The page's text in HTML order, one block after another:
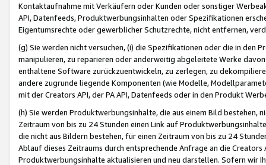
Kontaktaufnahme mit Verkäufern oder Kunden oder sonstiger
API, Datenfeeds, Produktwerbungsinhalten oder Spezifikationen
Eigentumsrechte oder gewerblicher Schutzrechte, nicht entfernen,
(g) Sie werden nicht versuchen, (i) die Spezifikationen oder die in
manipulieren, zu reparieren oder anderweitig abgeleitete Werke
enthaltene Software zurückzuentwickeln, zu zerlegen, zu
andere zugrunde liegende Komponenten (wie Modelle,
mit der Creators API, der PA API, Datenfeeds oder in den Produkt
(h) Sie werden Produktwerbungsinhalte, die aus einem Bild bestehen,
Zeitraum von bis zu 24 Stunden einen Link auf
die nicht aus Bildern bestehen, für einen Zeitraum von bis zu 24
Ablauf dieses Zeitraums durch entsprechende Anfrage an die
Produktwerbungsinhalte aktualisieren und neu darstellen. Sofern wir